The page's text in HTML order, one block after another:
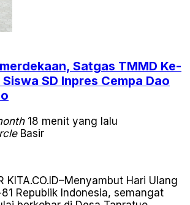
Satgas TMMD Ke-
Siswa SD Inpres Cempa Dao
18 menit yang lalu
Basir
KITA.CO.ID–Menyambut Hari Ulang
Republik Indonesia, semangat